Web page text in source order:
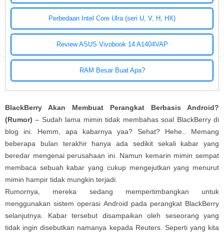
Perbedaan Intel Core Ulra (seri U, V, H, HX)
Review ASUS Vivobook 14 A1404VAP
RAM Besar Buat Apa?
BlackBerry Akan Membuat Perangkat Berbasis Android?
(Rumor) – Sudah lama mimin tidak membahas soal BlackBerry di
blog ini. Hemm, apa kabarnya yaa? Sehat? Hehe.. Memang
beberapa bulan terakhir hanya ada sedikit sekali kabar yang
beredar mengenai perusahaan ini. Namun kemarin mimin sempat
membaca sebuah kabar yang cukup mengejutkan yang menurut
mimin hampir tidak mungkin terjadi.
Rumornya, mereka sedang mempertimbangkan untuk
menggunakan sistem operasi Android pada perangkat BlackBerry
selanjutnya. Kabar tersebut disampaikan oleh seseorang yang
tidak ingin disebutkan namanya kepada Reuters. Seperti yang kita